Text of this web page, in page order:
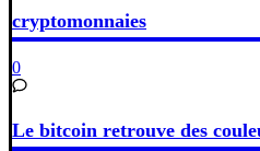
cryptomonnaies
0
Le bitcoin retrouve des